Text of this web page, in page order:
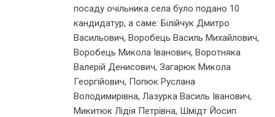
посаду очільника села було подано 10
кандидатур, а саме: Білійчук Дмитро
Васильович, Воробець Василь Михайлович,
Воробець Микола Іванович, Воротняка
Валерій Денисович, Загарюк Микола
Георгійович, Попюк Руслана
Володимирівна, Лазурка Василь Іванович,
Микитюк Лідія Петрівна, Шмідт Йосип